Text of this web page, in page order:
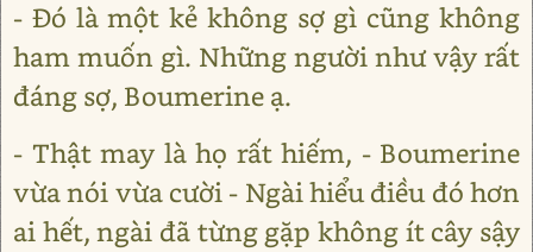
- Đó là một kẻ không sợ gì cũng không
ham muốn gì. Những người như vậy rất
đáng sợ, Boumerine ạ.
- Thật may là họ rất hiếm, - Boumerine
vừa nói vừa cười - Ngài hiểu điều đó hơn
ai hết, ngài đã từng gặp không ít cây sậy